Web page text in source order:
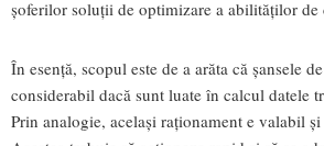
șoferilor soluții de optimizare a abilităților de
În esență, scopul este de a arăta că șansele
considerabil dacă sunt luate în calcul datele
Prin analogie, același raționament e valabil